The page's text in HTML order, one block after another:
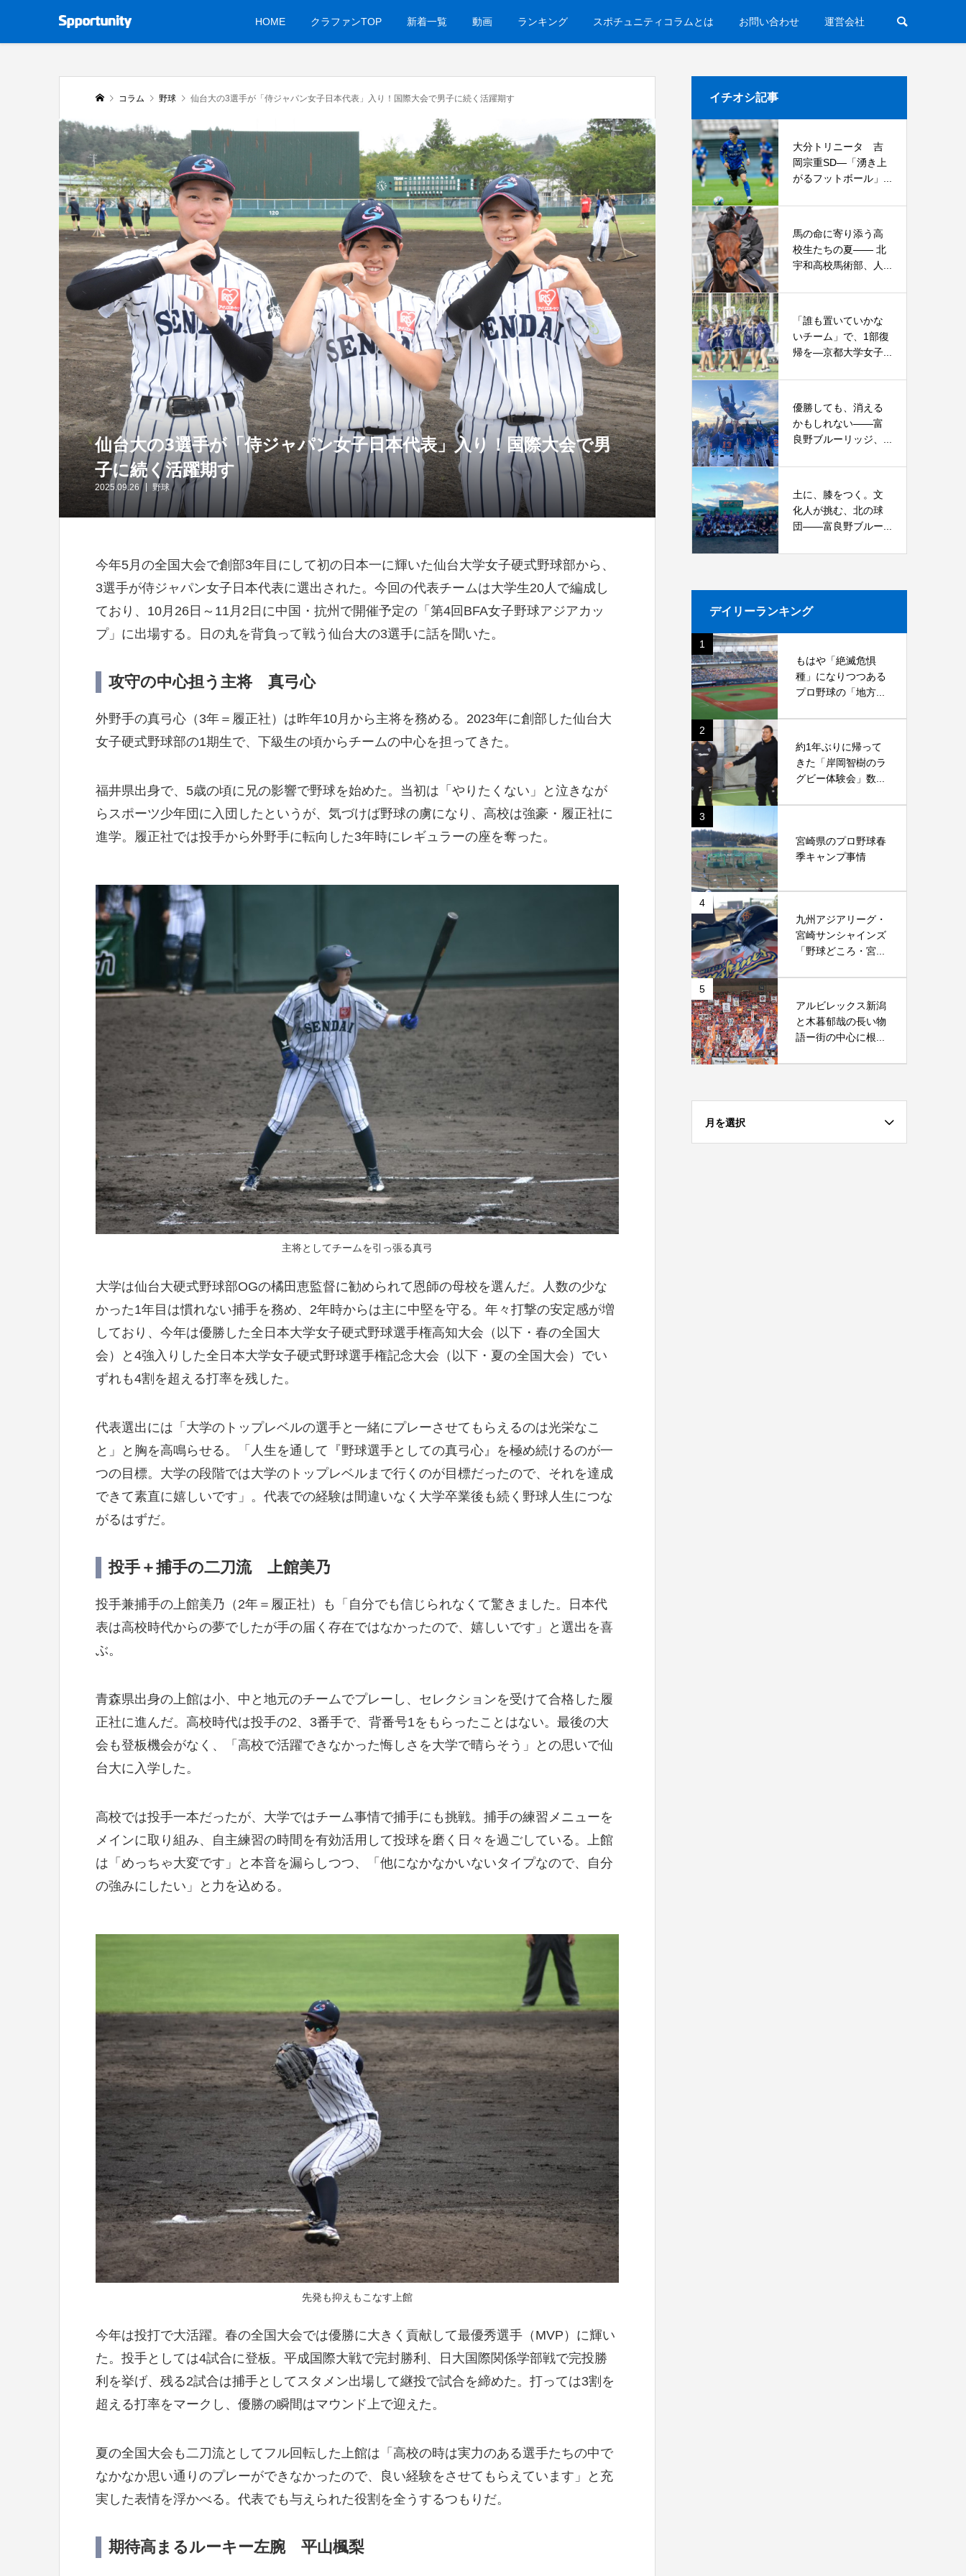
HOME クラファンTOP 新着一覧 動画 ランキング スポチュニティコラムとは お問い合わせ 運営会社
コラム 野球 仙台大の3選手が「侍ジャパン女子日本代表」入り！国際大会で男子に続く活躍期す
仙台大の3選手が「侍ジャパン女子日本代表」入り！国際大会で男
子に続く活躍期す
2025.09.26 野球
今年5月の全国大会で創部3年目にして初の日本一に輝いた仙台大学女子硬式野球部から、
3選手が侍ジャパン女子日本代表に選出された。今回の代表チームは大学生20人で編成し
ており、10月26日～11月2日に中国・抗州で開催予定の「第4回BFA女子野球アジアカッ
プ」に出場する。日の丸を背負って戦う仙台大の3選手に話を聞いた。
攻守の中心担う主将 真弓心
外野手の真弓心（3年＝履正社）は昨年10月から主将を務める。2023年に創部した仙台大
女子硬式野球部の1期生で、下級生の頃からチームの中心を担ってきた。
福井県出身で、5歳の頃に兄の影響で野球を始めた。当初は「やりたくない」と泣きなが
らスポーツ少年団に入団したというが、気づけば野球の虜になり、高校は強豪・履正社に
進学。履正社では投手から外野手に転向した3年時にレギュラーの座を奪った。
主将としてチームを引っ張る真弓
大学は仙台大硬式野球部OGの橘田恵監督に勧められて恩師の母校を選んだ。人数の少な
かった1年目は慣れない捕手を務め、2年時からは主に中堅を守る。年々打撃の安定感が増
しており、今年は優勝した全日本大学女子硬式野球選手権高知大会（以下・春の全国大
会）と4強入りした全日本大学女子硬式野球選手権記念大会（以下・夏の全国大会）でい
ずれも4割を超える打率を残した。
代表選出には「大学のトップレベルの選手と一緒にプレーさせてもらえるのは光栄なこ
と」と胸を高鳴らせる。「人生を通して『野球選手としての真弓心』を極め続けるのが一
つの目標。大学の段階では大学のトップレベルまで行くのが目標だったので、それを達成
できて素直に嬉しいです」。代表での経験は間違いなく大学卒業後も続く野球人生につな
がるはずだ。
投手＋捕手の二刀流 上館美乃
投手兼捕手の上館美乃（2年＝履正社）も「自分でも信じられなくて驚きました。日本代
表は高校時代からの夢でしたが手の届く存在ではなかったので、嬉しいです」と選出を喜
ぶ。
青森県出身の上館は小、中と地元のチームでプレーし、セレクションを受けて合格した履
正社に進んだ。高校時代は投手の2、3番手で、背番号1をもらったことはない。最後の大
会も登板機会がなく、「高校で活躍できなかった悔しさを大学で晴らそう」との思いで仙
台大に入学した。
高校では投手一本だったが、大学ではチーム事情で捕手にも挑戦。捕手の練習メニューを
メインに取り組み、自主練習の時間を有効活用して投球を磨く日々を過ごしている。上館
は「めっちゃ大変です」と本音を漏らしつつ、「他になかなかいないタイプなので、自分
の強みにしたい」と力を込める。
先発も抑えもこなす上館
今年は投打で大活躍。春の全国大会では優勝に大きく貢献して最優秀選手（MVP）に輝い
た。投手としては4試合に登板。平成国際大戦で完封勝利、日大国際関係学部戦で完投勝
利を挙げ、残る2試合は捕手としてスタメン出場して継投で試合を締めた。打っては3割を
超える打率をマークし、優勝の瞬間はマウンド上で迎えた。
夏の全国大会も二刀流としてフル回転した上館は「高校の時は実力のある選手たちの中で
なかなか思い通りのプレーができなかったので、良い経験をさせてもらえています」と充
実した表情を浮かべる。代表でも与えられた役割を全うするつもりだ。
期待高まるルーキー左腕 平山楓梨
イチオシ記事
大分トリニータ 吉
岡宗重SD―「湧き上
がるフットボール」...
馬の命に寄り添う高
校生たちの夏—— 北
宇和高校馬術部、人...
「誰も置いていかな
いチーム」で、1部復
帰を―京都大学女子...
優勝しても、消える
かもしれない――富
良野ブルーリッジ、...
土に、膝をつく。文
化人が挑む、北の球
団――富良野ブルー...
デイリーランキング
1
もはや「絶滅危惧
種」になりつつある
プロ野球の「地方...
2
約1年ぶりに帰って
きた「岸岡智樹のラ
グビー体験会」数...
3
宮崎県のプロ野球春
季キャンプ事情
4
九州アジアリーグ・
宮崎サンシャインズ
「野球どころ・宮...
5
アルビレックス新潟
と木暮郁哉の長い物
語ー街の中心に根...
月を選択